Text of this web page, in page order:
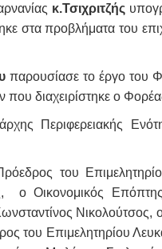
κ.Τσιχριτζής
στα προβλήματα του
παρουσίασε το έργο του
διαχειρίστηκε ο
Περιφερειακής
του
ο Οικονομικός
του Επιμελητηρίου